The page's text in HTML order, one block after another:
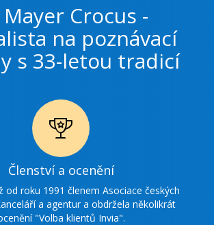
Mayer Crocus -
na poznávací
s 33-letou tradicí
Ikonka
ocenění
Členství a ocenění
od roku 1991 členem Asociace českých
a agentur a obdržela několikrát
"Volba klientů Invia".